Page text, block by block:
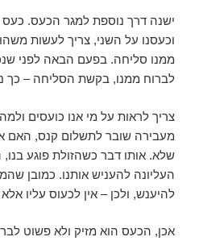
ישנה דרך נוספת למגר הכעס. כעס
וכעסנו על השני, צריך לעשות
ממנו סליחה. בפעם הבאה לפני
לברוח ממנו, בקשת הסליחה – כך
צריך לראות על מי אנו כועסים
מעבירה שובר לתשלום קנס, האם
שלא. אותו דבר כשהזולת פוגע
העליונה להעניש אותנו. כמובן
להיענש, ולכן – אין לכעוס עליו
אכן, הכעס הוא מזיק ולא פשוט